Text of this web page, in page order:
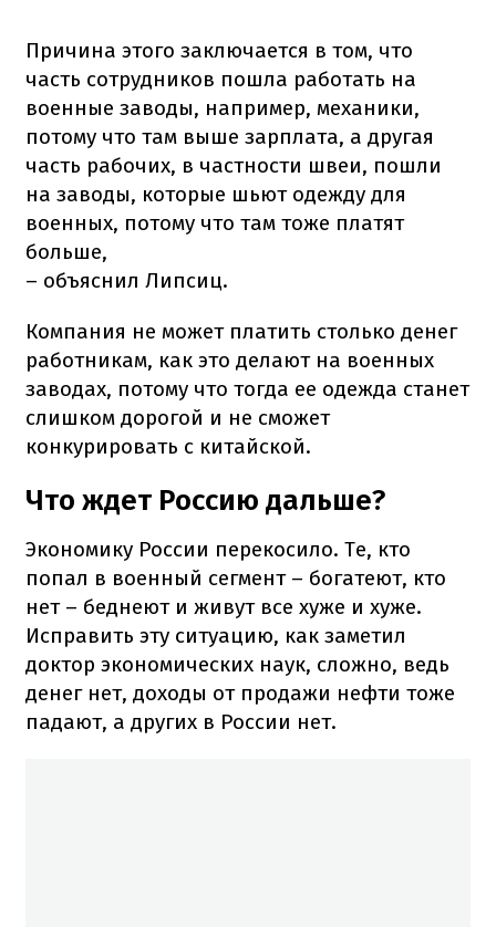
Причина этого заключается в том, что
часть сотрудников пошла работать на
военные заводы, например, механики,
потому что там выше зарплата, а другая
часть рабочих, в частности швеи, пошли
на заводы, которые шьют одежду для
военных, потому что там тоже платят
больше,
– объяснил Липсиц.
Компания не может платить столько денег
работникам, как это делают на военных
заводах, потому что тогда ее одежда станет
слишком дорогой и не сможет
конкурировать с китайской.
Что ждет Россию дальше?
Экономику России перекосило. Те, кто
попал в военный сегмент – богатеют, кто
нет – беднеют и живут все хуже и хуже.
Исправить эту ситуацию, как заметил
доктор экономических наук, сложно, ведь
денег нет, доходы от продажи нефти тоже
падают, а других в России нет.